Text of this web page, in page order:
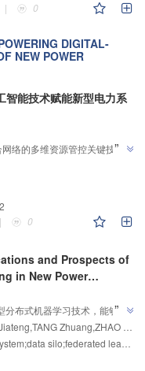
| 0
DIGITAL-
NEW POWER
智能技术赋能新型电力系
络的多维资源管控关键技术
络领域的研究进展，专家团队
，为6G通感算智融合网络建
”
| 0
and Prospects of
in New Power
分布式机器学习技术，能够有
满足隐私保护、数据安全和政
据共享和机器学习建模，介绍
的研究进展，专家梳理了横
”
learning;privacy protection;data value mining